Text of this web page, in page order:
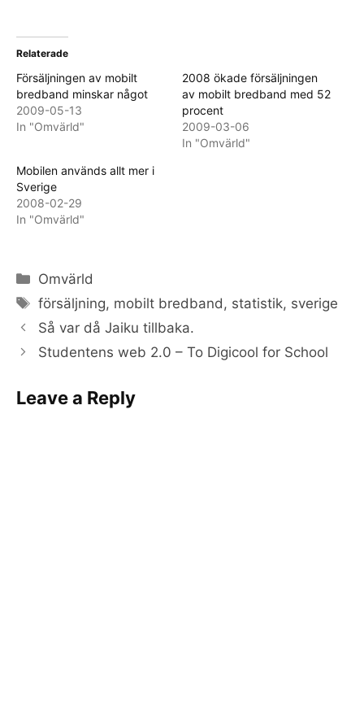
Relaterade
Försäljningen av mobilt
bredband minskar något
2009-05-13
In "Omvärld"
2008 ökade försäljningen
av mobilt bredband med 52
procent
2009-03-06
In "Omvärld"
Mobilen används allt mer i
Sverige
2008-02-29
In "Omvärld"
Categories
Omvärld
Tags
försäljning, mobilt bredband, statistik, sverige
Så var då Jaiku tillbaka.
Studentens web 2.0 – To Digicool for School
Leave a Reply